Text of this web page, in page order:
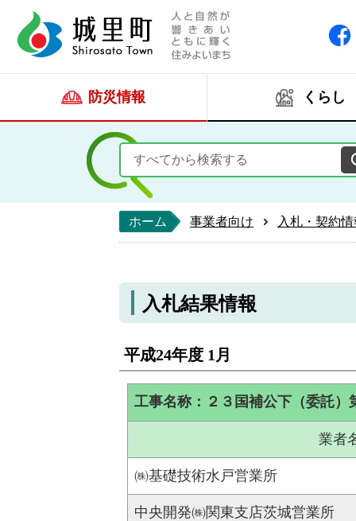
防災情報 くらし
ホーム 事業者向け 入札・契約
入札結果情報
平成24年度 1月
工事名称：２３国補公下（委託
業者
㈱基礎技術水戸営業所
中央開発㈱関東支店茨城営業所